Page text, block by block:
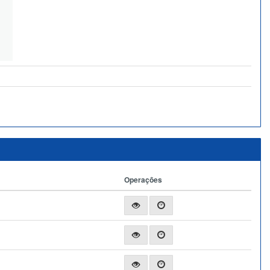
Operações